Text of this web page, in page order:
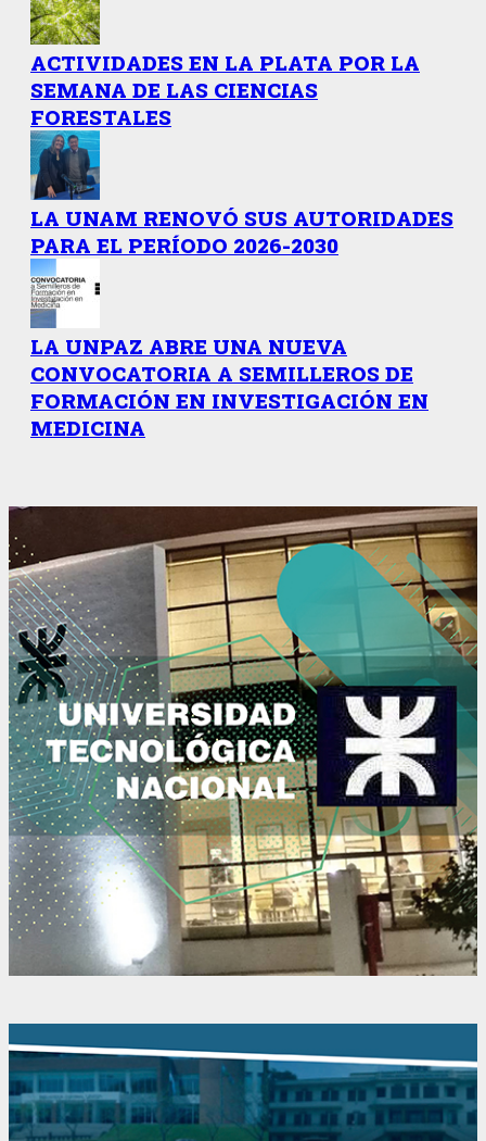
ACTIVIDADES EN LA PLATA POR LA
SEMANA DE LAS CIENCIAS
FORESTALES
LA UNAM RENOVÓ SUS AUTORIDADES
PARA EL PERÍODO 2026-2030
LA UNPAZ ABRE UNA NUEVA
CONVOCATORIA A SEMILLEROS DE
FORMACIÓN EN INVESTIGACIÓN EN
MEDICINA